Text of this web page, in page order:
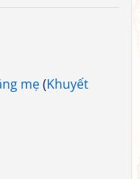
mẹ(Khuyết